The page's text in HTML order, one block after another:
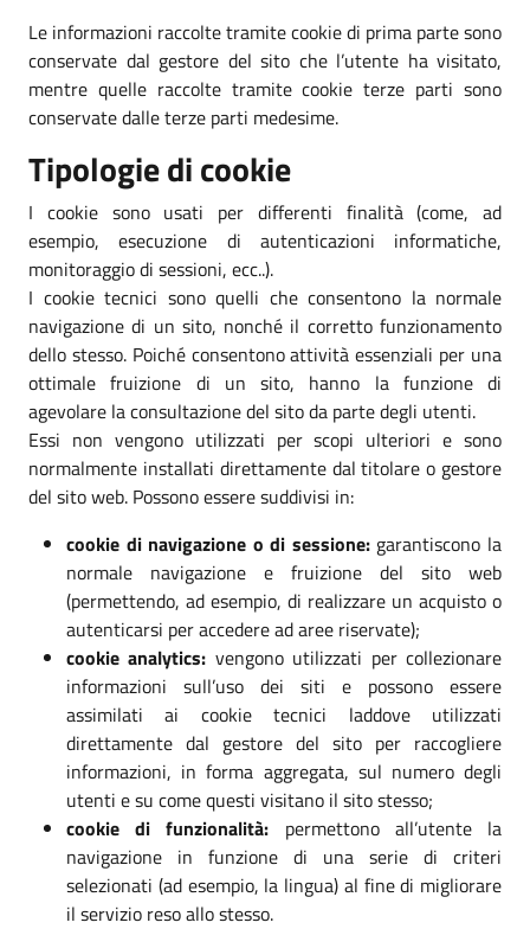
Le informazioni raccolte tramite cookie di prima parte sono
conservate dal gestore del sito che l’utente ha visitato,
mentre quelle raccolte tramite cookie terze parti sono
conservate dalle terze parti medesime.
Tipologie di cookie
I cookie sono usati per differenti finalità (come, ad
esempio, esecuzione di autenticazioni informatiche,
monitoraggio di sessioni, ecc..).
I cookie tecnici sono quelli che consentono la normale
navigazione di un sito, nonché il corretto funzionamento
dello stesso. Poiché consentono attività essenziali per una
ottimale fruizione di un sito, hanno la funzione di
agevolare la consultazione del sito da parte degli utenti.
Essi non vengono utilizzati per scopi ulteriori e sono
normalmente installati direttamente dal titolare o gestore
del sito web. Possono essere suddivisi in:
cookie di navigazione o di sessione:garantiscono la
normale navigazione e fruizione del sito web
(permettendo, ad esempio, di realizzare un acquisto o
autenticarsi per accedere ad aree riservate);
cookie analytics: vengono utilizzati per collezionare
informazioni sull’uso dei siti e possono essere
assimilati ai cookie tecnici laddove utilizzati
direttamente dal gestore del sito per raccogliere
informazioni, in forma aggregata, sul numero degli
utenti e su come questi visitano il sito stesso;
cookie di funzionalità: permettono all’utente la
navigazione in funzione di una serie di criteri
selezionati (ad esempio, la lingua) al fine di migliorare
il servizio reso allo stesso.